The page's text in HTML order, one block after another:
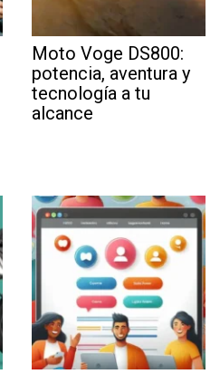
Moto Voge DS800:
potencia, aventura y
tecnología a tu
alcance